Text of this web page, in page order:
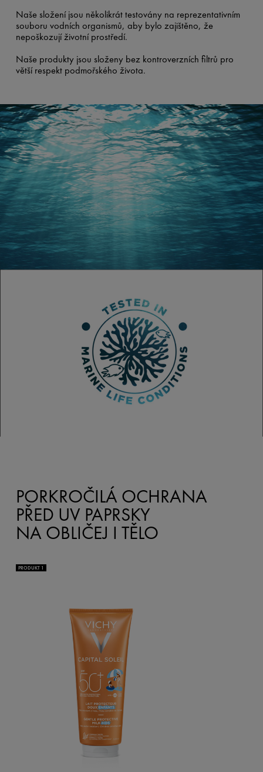
Naše složení jsou několikrát testovány na reprezentativním
souboru vodních organismů, aby bylo zajištěno, že
nepoškozují životní prostředí.
Naše produkty jsou složeny bez kontroverzních filtrů pro
větší respekt podmořského života.
PORKROČILÁ OCHRANA
PŘED UV PAPRSKY
NA OBLIČEJ I TĚLO
PRODUKT 1